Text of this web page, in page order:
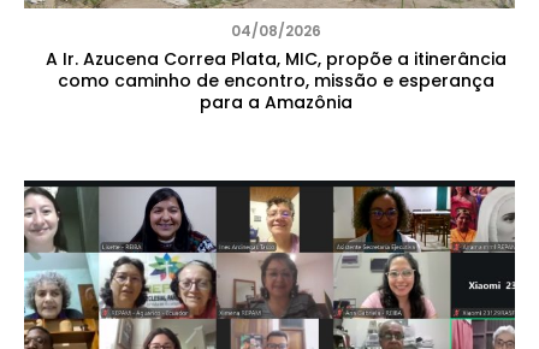
04/08/2026
A Ir. Azucena Correa Plata, MIC, propõe a itinerância
como caminho de encontro, missão e esperança
para a Amazônia